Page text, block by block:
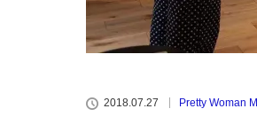
2018.07.27 Pretty Woman